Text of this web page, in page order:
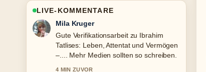
LIVE-KOMMENTARE
Jonas Wagner
Starke Einordnung zu Gerhard Richter:
Teuerstes Werk, Wohnort und
Rückzug. Das ist die klarste